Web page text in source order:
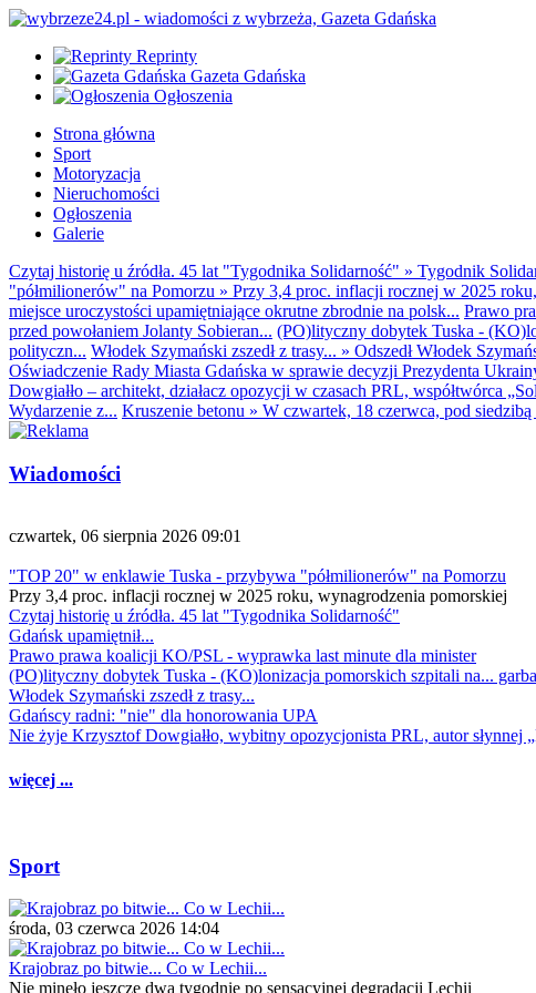
Reprinty
Gazeta Gdańska
Ogłoszenia
Strona główna
Sport
Motoryzacja
Nieruchomości
Ogłoszenia
Galerie
Czytaj historię u źródła. 45 lat "Tygodnika Solidarność" » Tygodnik
"półmilionerów" na Pomorzu » Przy 3,4 proc. inflacji rocznej w 2025
miejsce uroczystości upamiętniające okrutne zbrodnie na polsk... Prawo
przed powołaniem Jolanty Sobieran... (PO)lityczny dobytek Tuska -
polityczn... Włodek Szymański zszedł z trasy... » Odszedł Włodek
Oświadczenie Rady Miasta Gdańska w sprawie decyzji Prezydenta
Dowgiałło – architekt, działacz opozycji w czasach PRL, współtwórca
Wydarzenie z... Kruszenie betonu » W czwartek, 18 czerwca, pod
Wiadomości
czwartek, 06 sierpnia 2026 09:01
"TOP 20" w enklawie Tuska - przybywa "półmilionerów" na Pomorzu
Przy 3,4 proc. inflacji rocznej w 2025 roku, wynagrodzenia pomorskiej
Czytaj historię u źródła. 45 lat "Tygodnika Solidarność"
Gdańsk upamiętnił...
Prawo prawa koalicji KO/PSL - wyprawka last minute dla minister
(PO)lityczny dobytek Tuska - (KO)lonizacja pomorskich szpitali na...
Włodek Szymański zszedł z trasy...
Gdańscy radni: "nie" dla honorowania UPA
Nie żyje Krzysztof Dowgiałło, wybitny opozycjonista PRL, autor słynnej
więcej ...
Sport
środa, 03 czerwca 2026 14:04
Krajobraz po bitwie... Co w Lechii...
Nie minęło jeszcze dwa tygodnie po sensacyjnej degradacji Lechii